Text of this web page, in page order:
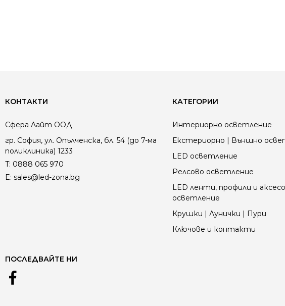
КОНТАКТИ
Сфера Лайт ООД
гр. София, ул. Опълченска, бл. 54 (до 7-ма
поликлиника) 1233
T: 0888 065 970
E: sales@led-zona.bg
КАТЕГОРИИ
Интериорно осветление
Екстериорно | Външно
LED осветление
Релсово осветление
LED ленти, профили и
осветление
Крушки | Лунички | Пури
Ключове и контакти
ПОСЛЕДВАЙТЕ НИ